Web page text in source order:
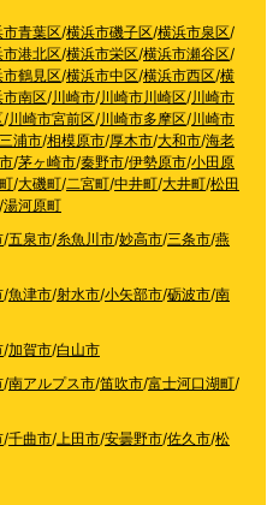
市青葉区/横浜市磯子区/横浜市泉区/
市港北区/横浜市栄区/横浜市瀬谷区/
市鶴見区/横浜市中区/横浜市西区/横
市南区/川崎市/川崎市川崎区/川崎市
/川崎市宮前区/川崎市多摩区/川崎市
三浦市/相模原市/厚木市/大和市/海老
/茅ヶ崎市/秦野市/伊勢原市/小田原
/大磯町/二宮町/中井町/大井町/松田
/湯河原町
/五泉市/糸魚川市/妙高市/三条市/燕
/魚津市/射水市/小矢部市/砺波市/南
/加賀市/白山市
/南アルプス市/笛吹市/富士河口湖町/
/千曲市/上田市/安曇野市/佐久市/松